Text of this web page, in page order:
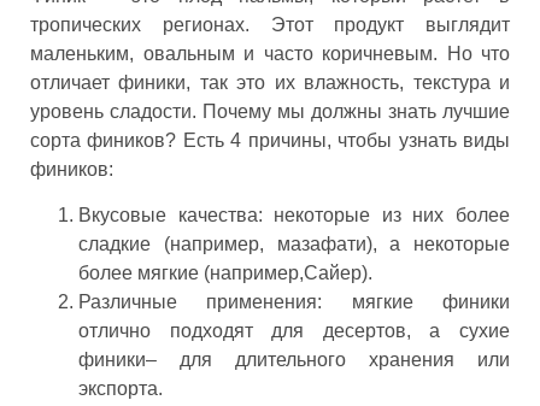
тропических регионах. Этот продукт выглядит
маленьким, овальным и часто коричневым. Но что
отличает финики, так это их влажность, текстура и
уровень сладости. Почему мы должны знать лучшие
сорта фиников? Есть 4 причины, чтобы узнать виды
фиников:
Вкусовые качества: некоторые из них более
сладкие (например, мазафати), а некоторые
более мягкие (например,Сайер).
Различные применения: мягкие финики
отлично подходят для десертов, а сухие
финики– для длительного хранения или
экспорта.